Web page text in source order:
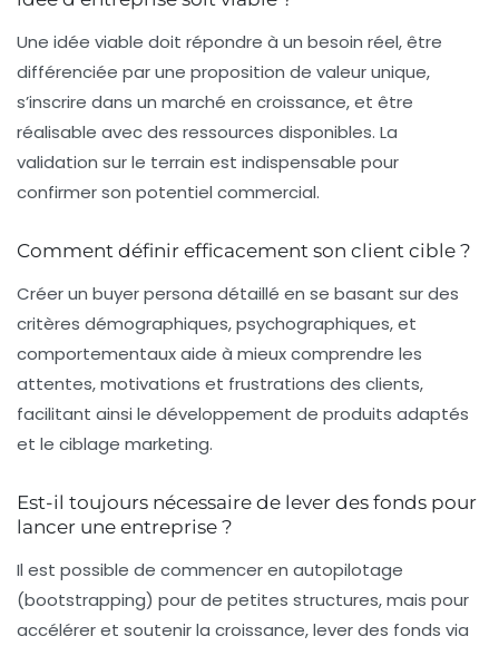
Une idée viable doit répondre à un besoin réel, être
différenciée par une proposition de valeur unique,
s’inscrire dans un marché en croissance, et être
réalisable avec des ressources disponibles. La
validation sur le terrain est indispensable pour
confirmer son potentiel commercial.
Comment définir efficacement son client cible ?
Créer un buyer persona détaillé en se basant sur des
critères démographiques, psychographiques, et
comportementaux aide à mieux comprendre les
attentes, motivations et frustrations des clients,
facilitant ainsi le développement de produits adaptés
et le ciblage marketing.
Est-il toujours nécessaire de lever des fonds pour
lancer une entreprise ?
Il est possible de commencer en autopilotage
(bootstrapping) pour de petites structures, mais pour
accélérer et soutenir la croissance, lever des fonds via